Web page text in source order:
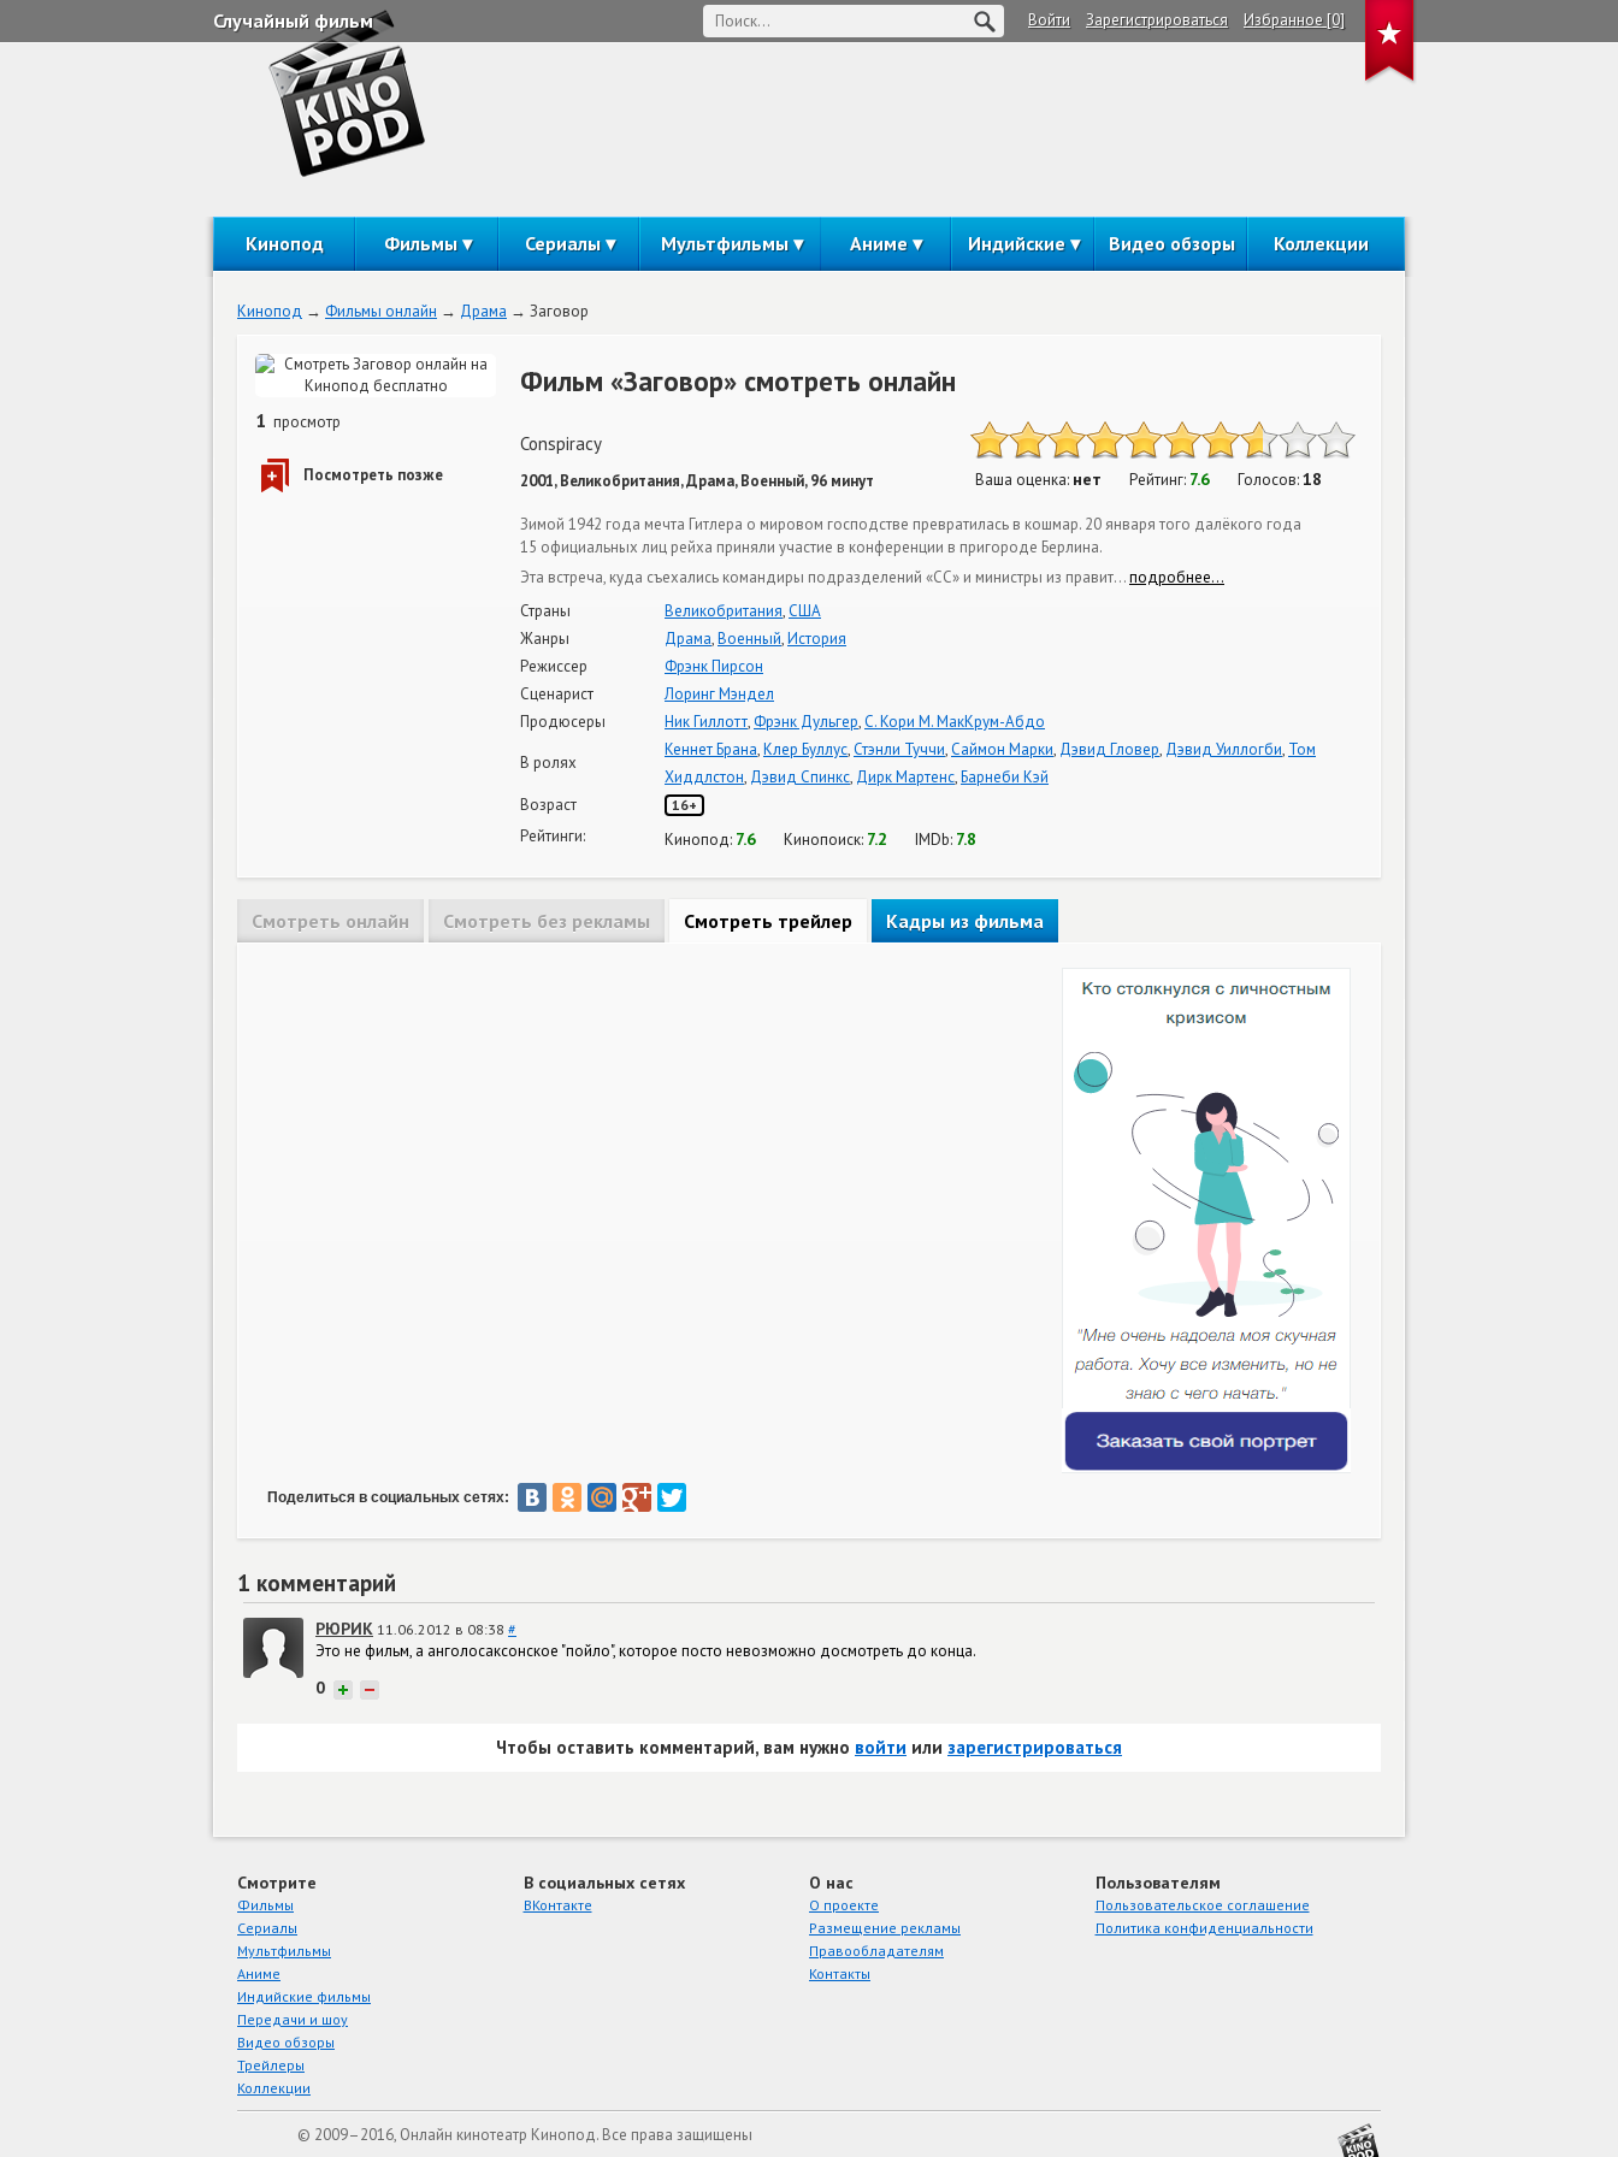
Случайный фильм Войти Зарегистрироваться Избранное [0]
Кинопод Фильмы Сериалы Мультфильмы Аниме Индийские Видео обзоры Коллекции
Кинопод Фильмы онлайн Драма Заговор
1 просмотр
Фильм «Заговор» смотреть онлайн
Conspiracy
2001, Великобритания, Драма, Военный, 96 минут Ваша оценка: нет Рейтинг: 7.6 Голосов:18
Зимой 1942 года мечта Гитлера о мировом господстве превратилась в кошмар. 20 января того далёкого года
15 официальных лиц рейха приняли участие в конференции в пригороде Берлина.
Эта встреча, куда съехались командиры подразделений «СС» и министры из правит…подробнее…
Страны
Великобритания,США
Жанры
Драма,Военный,История
Режиссер
Фрэнк Пирсон
Сценарист
Лоринг Мэндел
Продюсеры
Ник Гиллотт,Фрэнк Дульгер,С. Кори М. МакКрум-Абдо
В ролях
Кеннет Брана,Клер Буллус,Стэнли Туччи,Саймон Марки, Дэвид Гловер, Дэвид Уиллогби, Том
Хиддлстон, Дэвид Спинкс, Дирк Мартенс,Барнеби Кэй
Возраст
16+
Рейтинги: Кинопод: 7.6 Кинопоиск: 7.2 IMDb: 7.8
Смотреть онлайн Смотреть без рекламы Смотреть трейлер Кадры из фильма
Поделиться в социальных сетях:
1 комментарий
РЮРИК 11.06.2012 в 08:38 #
Это не фильм, а анголосаксонское "пойло", которое посто невозможно досмотреть до конца.
0 + −
Чтобы оставить комментарий, вам нужно войти или зарегистрироваться
Смотрите
Фильмы
Сериалы
Мультфильмы
Аниме
Индийские фильмы
Передачи и шоу
Видео обзоры
Трейлеры
Коллекции
В социальных сетях
ВКонтакте
О нас
О проекте
Размещение рекламы
Правообладателям
Контакты
Пользователям
Пользовательское соглашение
Политика конфиденциальности
© 2009–2016, Онлайн кинотеатр Кинопод. Все права защищены